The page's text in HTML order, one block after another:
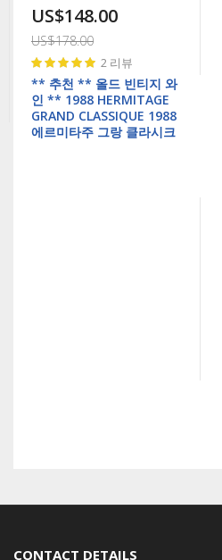
US$148.00
US$178.00
Rating:
97%
2 리뷰
** 추천 ** 올드 빈티지 와
인 ** 1988 HERMITAGE
GRAND CLASSIQUE 1988
에르미타주 그랑 클라시크
CONTACT DETAILS